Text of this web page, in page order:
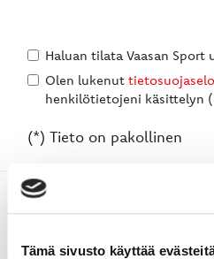
Tämä sivusto käyttää
Haluan tilata Vaasan Sport
Olen lukenut
henkilötietojeni käsittelyn
(*) Tieto on pakollinen